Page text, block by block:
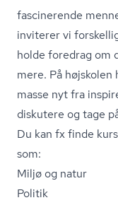
fascinerende
inviterer vi
holde foredrag om
mere. På
masse nyt fra
diskutere og tage
Du kan fx finde
som:
Miljø og natur
Politik